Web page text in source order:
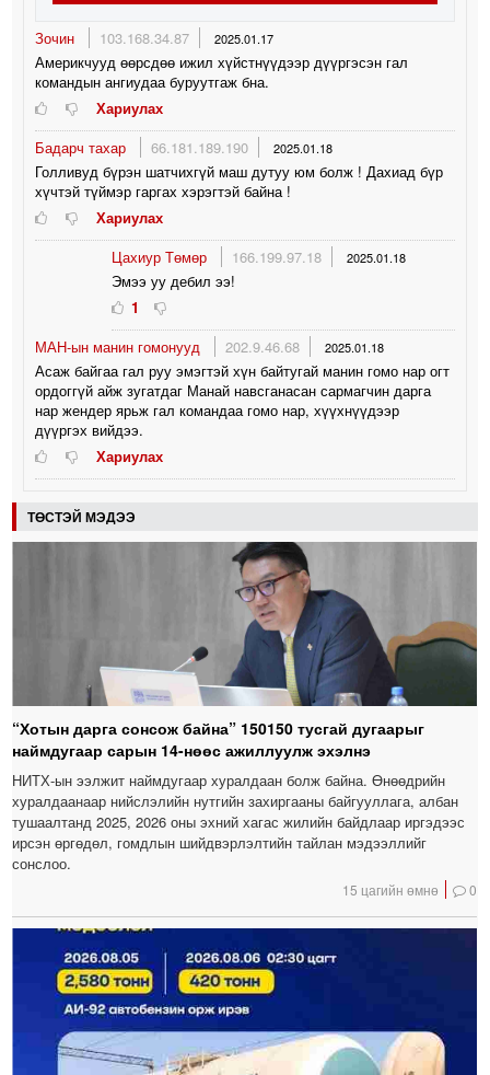
Зочин 103.168.34.87 2025.01.17
Америкчууд өөрсдөө ижил хүйстнүүдээр дүүргэсэн гал
командын ангиудаа буруутгаж бна.
Хариулах
Бадарч тахар
66.181.189.190 2025.01.18
Голливуд бүрэн шатчихгүй маш дутуу юм болж ! Дахиад бүр
хүчтэй түймэр гаргах хэрэгтэй байна !
Хариулах
Цахиур Төмөр
166.199.97.18 2025.01.18
Эмээ уу дебил ээ!
1
МАН-ын манин гомонууд
202.9.46.68 2025.01.18
Асаж байгаа гал руу эмэгтэй хүн байтугай манин гомо нар огт
ордоггүй айж зугатдаг Манай навсганасан сармагчин дарга
нар жендер ярьж гал командаа гомо нар, хүүхнүүдээр
дүүргэх вийдээ.
Хариулах
ТӨСТЭЙ МЭДЭЭ
“Хотын дарга сонсож байна” 150150 тусгай дугаарыг
наймдугаар сарын 14-нөөс ажиллуулж эхэлнэ
НИТХ-ын ээлжит наймдугаар хуралдаан болж байна. Өнөөдрийн
хуралдаанаар нийслэлийн нутгийн захиргааны байгууллага, албан
тушаалтанд 2025, 2026 оны эхний хагас жилийн байдлаар иргэдээс
ирсэн өргөдөл, гомдлын шийдвэрлэлтийн тайлан мэдээллийг
сонслоо.
15 цагийн өмнө 0